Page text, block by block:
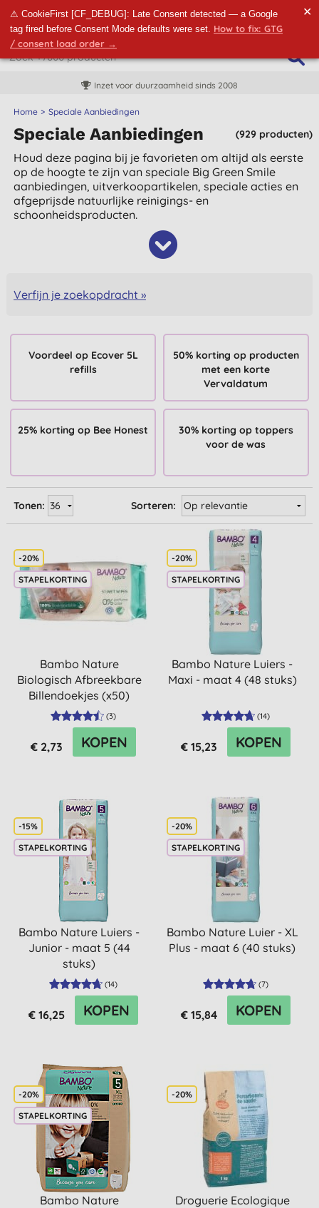
⚠ CookieFirst [CF_DEBUG]: Late Consent detected — a Google
tag fired before Consent Mode defaults were set. How to fix: GTG
/ consent load order →
✕
Inzet voor duurzaamheid sinds 2008
Home Speciale Aanbiedingen
(929 producten)
Speciale Aanbiedingen
Houd deze pagina bij je favorieten om altijd als eerste
op de hoogte te zijn van speciale Big Green Smile
aanbiedingen, uitverkoopartikelen, speciale acties en
afgeprijsde natuurlijke reinigings- en
schoonheidsproducten.
Verfijn je zoekopdracht »
Voordeel op Ecover 5L
refills
50% korting op producten
met een korte
Vervaldatum
25% korting op Bee Honest
30% korting op toppers
voor de was
Sorteren:
Tonen:
-20%
STAPELKORTING
Bambo Nature
Biologisch Afbreekbare
Billendoekjes (x50)
(3)
€ 2,73 KOPEN
-20%
STAPELKORTING
Bambo Nature Luiers -
Maxi - maat 4 (48 stuks)
(14)
€ 15,23 KOPEN
-15%
STAPELKORTING
Bambo Nature Luiers -
Junior - maat 5 (44
stuks)
(14)
€ 16,25 KOPEN
-20%
STAPELKORTING
Bambo Nature Luier - XL
Plus - maat 6 (40 stuks)
(7)
€ 15,84 KOPEN
-20%
STAPELKORTING
Bambo Nature
-20%
Droguerie Ecologique